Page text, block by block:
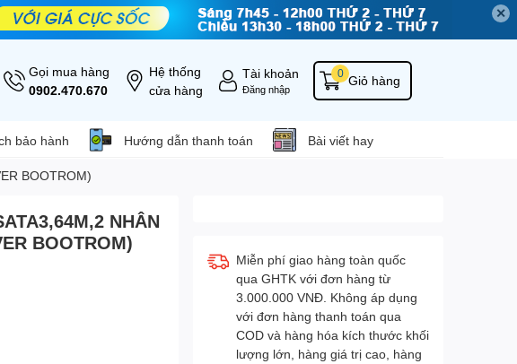
✕
Gọi mua hàng
0902.470.670
Hệ thống
cửa hàng
Tài khoản
Đăng nhập
Giỏ hàng
0
bảo hành Hướng dẫn thanh toán Bài viết hay
BOOTROM)
NHÂN
BOOTROM)
Miễn phí giao hàng toàn quốc
qua GHTK với đơn hàng từ
3.000.000 VNĐ. Không áp dụng
với đơn hàng thanh toán qua
COD và hàng hóa kích thước khối
lượng lớn, hàng giá trị cao, hàng